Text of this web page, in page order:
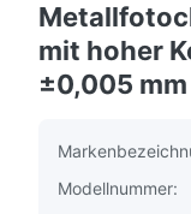
mit hoher
±0,005 mm
Modellnummer: